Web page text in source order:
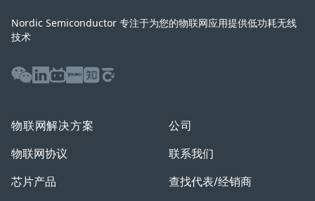
Nordic Semiconductor 专注于为您的物联网应用提供低功耗无线
技术
WeChatLinkedIn
BilibiliYoukuZhihuBaijiahao
物联网解决方案
物联网协议
芯片产品
公司
联系我们
查找代表/经销商